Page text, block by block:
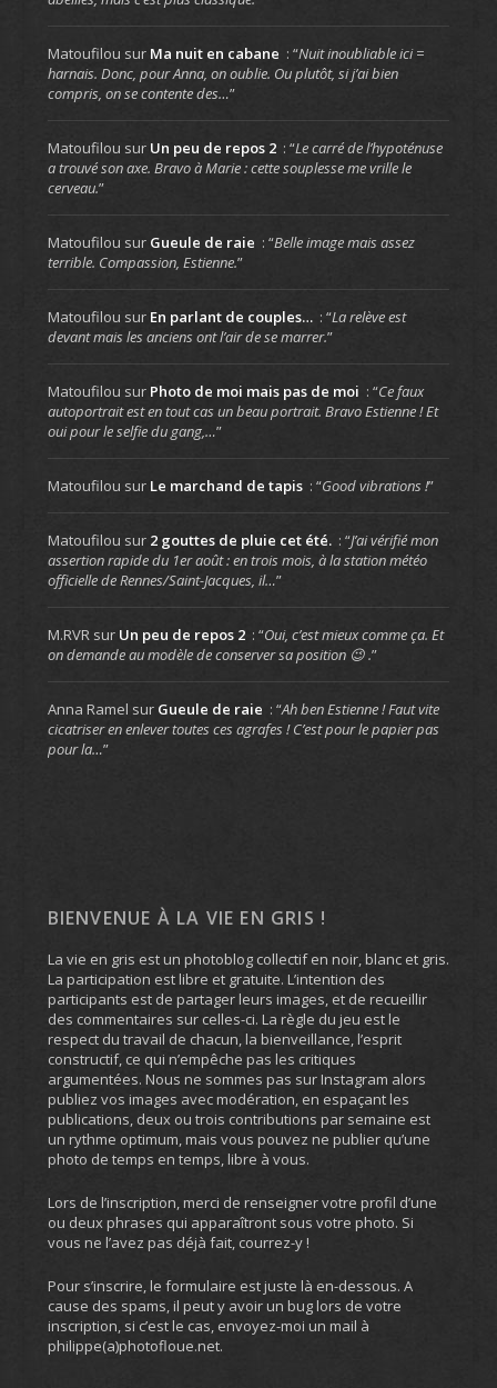
Matoufilou sur Ma nuit en cabane : “Nuit inoubliable ici =
harnais. Donc, pour Anna, on oublie. Ou plutôt, si j’ai bien
compris, on se contente des…”
Matoufilou sur Un peu de repos 2 : “Le carré de l’hypoténuse
a trouvé son axe. Bravo à Marie : cette souplesse me vrille le
cerveau.”
Matoufilou sur Gueule de raie : “Belle image mais assez
terrible. Compassion, Estienne.”
Matoufilou sur En parlant de couples… : “La relève est
devant mais les anciens ont l’air de se marrer.”
Matoufilou sur Photo de moi mais pas de moi : “Ce faux
autoportrait est en tout cas un beau portrait. Bravo Estienne ! Et
oui pour le selfie du gang,…”
Matoufilou sur Le marchand de tapis : “Good vibrations !”
Matoufilou sur 2 gouttes de pluie cet été. : “J’ai vérifié mon
assertion rapide du 1er août : en trois mois, à la station météo
officielle de Rennes/Saint-Jacques, il…”
M.RVRsur Un peu de repos 2 : “Oui, c’est mieux comme ça. Et
on demande au modèle de conserver sa position 😉 .”
Anna Ramel sur Gueule de raie : “Ah ben Estienne ! Faut vite
cicatriser en enlever toutes ces agrafes ! C’est pour le papier pas
pour la…”
BIENVENUE À LA VIE EN GRIS !
La vie en gris est un photoblog collectif en noir, blanc et gris.
La participation est libre et gratuite. L’intention des
participants est de partager leurs images, et de recueillir
des commentaires sur celles-ci. La règle du jeu est le
respect du travail de chacun, la bienveillance, l’esprit
constructif, ce qui n’empêche pas les critiques
argumentées. Nous ne sommes pas sur Instagram alors
publiez vos images avec modération, en espaçant les
publications, deux ou trois contributions par semaine est
un rythme optimum, mais vous pouvez ne publier qu’une
photo de temps en temps, libre à vous.
Lors de l’inscription, merci de renseigner votre profil d’une
ou deux phrases qui apparaîtront sous votre photo. Si
vous ne l’avez pas déjà fait, courrez-y !
Pour s’inscrire, le formulaire est juste là en-dessous. A
cause des spams, il peut y avoir un bug lors de votre
inscription, si c’est le cas, envoyez-moi un mail à
philippe(a)photofloue.net.